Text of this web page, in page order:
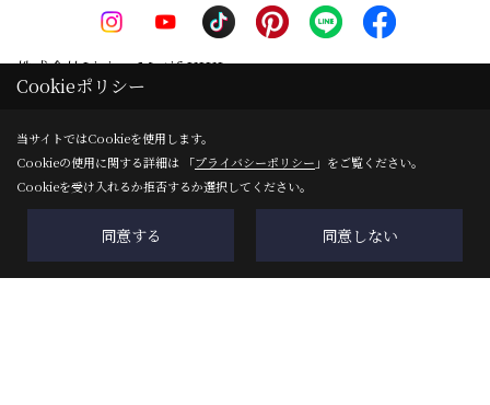
株式会社Living Motif KIKI
〒519-0142
三重県亀山市天神1丁目2-11-1
TEL：0120-090-035/ 0595-83-0700
FAX：0595-82-8540
＜営業時間＞8:00～17:00
＜定休日＞ＧＷ・夏季・年末年始
Cookieポリシー
当サイトではCookieを使用します。
Cookieの使用に関する詳細は 「プライバシーポリシー 」をご覧ください。
Cookieを受け入れるか拒否するか選択してください。
同意する 同意しない